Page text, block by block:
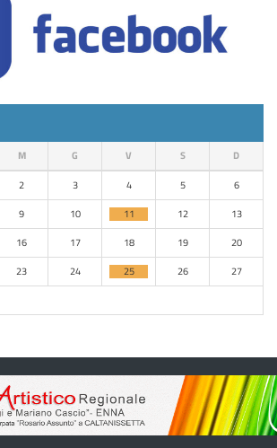
M G V S D
2 3 4 5
6
9 10 11 12
13
16 17 18 19
20
23 24 25 26
27